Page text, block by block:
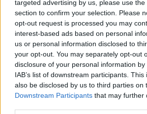
targeted advertising by us, please use
section to confirm your selection. Please
opt-out request is processed you may
interest-based ads based on personal
us or personal information disclosed to
your opt-out. You may separately opt-out
disclosure of your personal information
IAB’s list of downstream participants.
also be disclosed by us to third parties on
Downstream Participants that may further